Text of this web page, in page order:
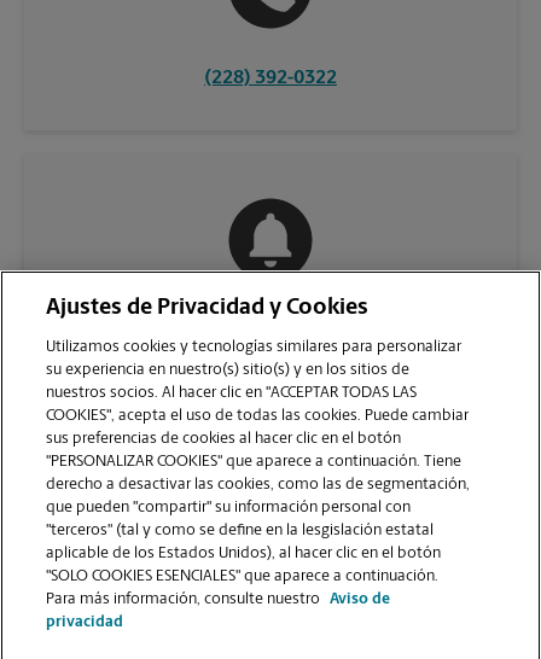
(228) 392-0322
VER LA PÁGINA DE LA TIENDA
Ajustes de Privacidad y Cookies
Utilizamos cookies y tecnologías similares para personalizar
su experiencia en nuestro(s) sitio(s) y en los sitios de
nuestros socios. Al hacer clic en "ACCEPTAR TODAS LAS
COOKIES", acepta el uso de todas las cookies. Puede cambiar
sus preferencias de cookies al hacer clic en el botón
"PERSONALIZAR COOKIES" que aparece a continuación. Tiene
derecho a desactivar las cookies, como las de segmentación,
que pueden "compartir" su información personal con
"terceros" (tal y como se define en la lesgislación estatal
aplicable de los Estados Unidos), al hacer clic en el botón
"SOLO COOKIES ESENCIALES" que aparece a continuación.
Para más información, consulte nuestro
Aviso de
privacidad